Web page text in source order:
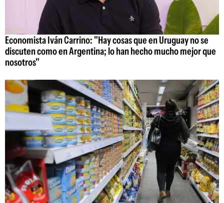
Economista Iván Carrino: "Hay cosas que en Uruguay no se
discuten como en Argentina; lo han hecho mucho mejor que
nosotros"